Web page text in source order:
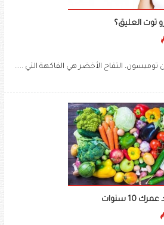
توت العليق؟
تومبسون، التفاح الأخضر هي الفاكهة التي .....
سنوات